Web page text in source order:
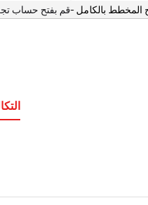
المخطط بالكامل -